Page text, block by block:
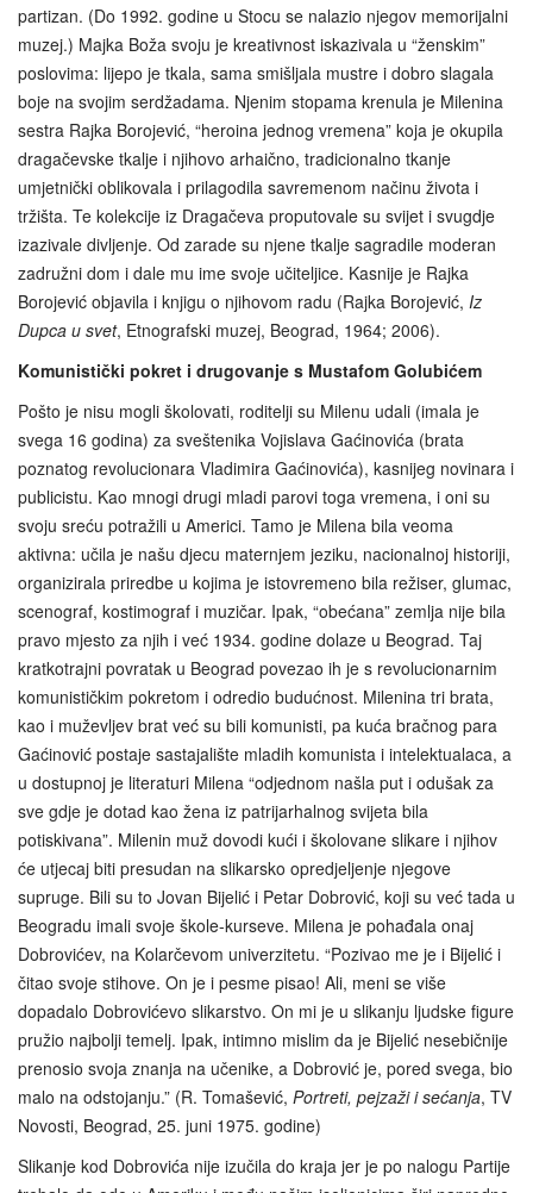
partizan. (Do 1992. godine u Stocu se nalazio njegov memorijalni
muzej.) Majka Boža svoju je kreativnost iskazivala u “ženskim”
poslovima: lijepo je tkala, sama smišljala mustre i dobro slagala
boje na svojim serdžadama. Njenim stopama krenula je Milenina
sestra Rajka Borojević, “heroina jednog vremena” koja je okupila
dragačevske tkalje i njihovo arhaično, tradicionalno tkanje
umjetnički oblikovala i prilagodila savremenom načinu života i
tržišta. Te kolekcije iz Dragačeva proputovale su svijet i svugdje
izazivale divljenje. Od zarade su njene tkalje sagradile moderan
zadružni dom i dale mu ime svoje učiteljice. Kasnije je Rajka
Borojević objavila i knjigu o njihovom radu (Rajka Borojević, Iz
Dupca u svet, Etnografski muzej, Beograd, 1964; 2006).
Komunistički pokret i drugovanje s Mustafom Golubićem
Pošto je nisu mogli školovati, roditelji su Milenu udali (imala je
svega 16 godina) za sveštenika Vojislava Gaćinovića (brata
poznatog revolucionara Vladimira Gaćinovića), kasnijeg novinara i
publicistu. Kao mnogi drugi mladi parovi toga vremena, i oni su
svoju sreću potražili u Americi. Tamo je Milena bila veoma
aktivna: učila je našu djecu maternjem jeziku, nacionalnoj historiji,
organizirala priredbe u kojima je istovremeno bila režiser, glumac,
scenograf, kostimograf i muzičar. Ipak, “obećana” zemlja nije bila
pravo mjesto za njih i već 1934. godine dolaze u Beograd. Taj
kratkotrajni povratak u Beograd povezao ih je s revolucionarnim
komunističkim pokretom i odredio budućnost. Milenina tri brata,
kao i muževljev brat već su bili komunisti, pa kuća bračnog para
Gaćinović postaje sastajalište mladih komunista i intelektualaca, a
u dostupnoj je literaturi Milena “odjednom našla put i odušak za
sve gdje je dotad kao žena iz patrijarhalnog svijeta bila
potiskivana”. Milenin muž dovodi kući i školovane slikare i njihov
će utjecaj biti presudan na slikarsko opredjeljenje njegove
supruge. Bili su to Jovan Bijelić i Petar Dobrović, koji su već tada u
Beogradu imali svoje škole-kurseve. Milena je pohađala onaj
Dobrovićev, na Kolarčevom univerzitetu. “Pozivao me je i Bijelić i
čitao svoje stihove. On je i pesme pisao! Ali, meni se više
dopadalo Dobrovićevo slikarstvo. On mi je u slikanju ljudske figure
pružio najbolji temelj. Ipak, intimno mislim da je Bijelić nesebičnije
prenosio svoja znanja na učenike, a Dobrović je, pored svega, bio
malo na odstojanju.” (R. Tomašević, Portreti, pejzaži i sećanja, TV
Novosti, Beograd, 25. juni 1975. godine)
Slikanje kod Dobrovića nije izučila do kraja jer je po nalogu Partije